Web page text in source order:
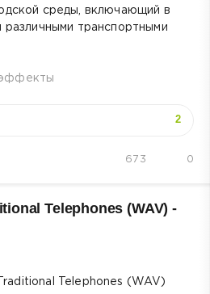
среды, включающий в
транспортными
2
0
673
Telephones (WAV) -